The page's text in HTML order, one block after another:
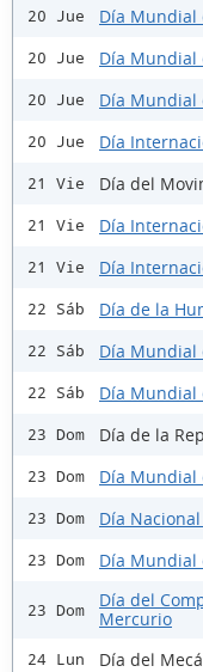
20 Jue Día Mundial
20 Jue Día Mundial
20 Jue Día Mundial
20 Jue Día
21 Vie Día del
21 Vie Día
21 Vie Día
22 Sáb Día de la
22 Sáb Día Mundial
22 Sáb Día Mundial
23 Dom Día de la
23 Dom Día Mundial
23 Dom Día
23 Dom Día Mundial
23 Dom
Día del
Mercurio
24 Lun Día del